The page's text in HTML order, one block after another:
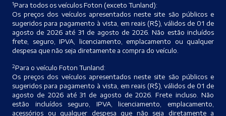
1Para todos os veículos Foton (exceto Tunland):
Os preços dos veículos apresentados neste site são públicos e
sugeridos para pagamento à vista, em reais (R$), válidos de 01 de
agosto de 2026 até 31 de agosto de 2026. Não estão incluídos
frete, seguro, IPVA, licenciamento, emplacamento ou qualquer
despesa que não seja diretamente a compra do veículo.
2Para o veículo Foton Tunland:
Os preços dos veículos apresentados neste site são públicos e
sugeridos para pagamento à vista, em reais (R$), válidos de 01 de
agosto de 2026 até 31 de agosto de 2026. Frete incluso. Não
estão incluídos seguro, IPVA, licenciamento, emplacamento,
acessórios ou qualquer despesa que não seja diretamente a